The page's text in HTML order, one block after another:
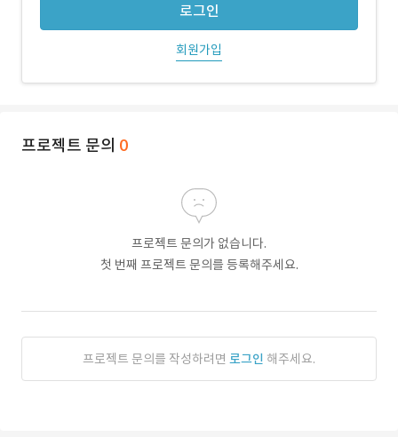
로그인
회원가입
프로젝트 문의 0
프로젝트 문의가 없습니다.
첫 번째 프로젝트 문의를 등록해주세요.
프로젝트 문의를 작성하려면 로그인 해주세요.